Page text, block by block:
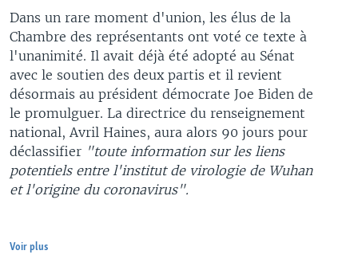
Dans un rare moment d'union, les élus de la
Chambre des représentants ont voté ce texte à
l'unanimité. Il avait déjà été adopté au Sénat
avec le soutien des deux partis et il revient
désormais au président démocrate Joe Biden de
le promulguer. La directrice du renseignement
national, Avril Haines, aura alors 90 jours pour
déclassifier "toute information sur les liens
potentiels entre l'institut de virologie de Wuhan
et l'origine du coronavirus".
Voir plus